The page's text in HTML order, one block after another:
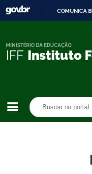
COMUNICA
IFF Instituto
MINISTÉRIO DA EDUCAÇÃO